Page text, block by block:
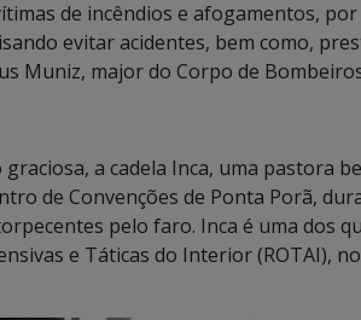
de incêndios e afogamentos,
evitar acidentes, bem como,
Muniz, major do Corpo de
a cadela Inca, uma pastora
de Convenções de Ponta Porã,
pelo faro. Inca é uma dos
e Táticas do Interior (ROTAI),